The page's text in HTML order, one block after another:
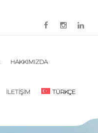
HAKKIMIZDA
İLETİŞİM TÜRKÇE